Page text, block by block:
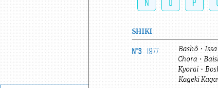
SHIKI
N°3- 1977 Bashô • Issa
Chora •
Kyorai •
Kageki